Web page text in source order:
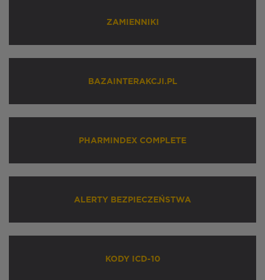
ZAMIENNIKI
BAZAINTERAKCJI.PL
PHARMINDEX COMPLETE
ALERTY BEZPIECZEŃSTWA
KODY ICD-10